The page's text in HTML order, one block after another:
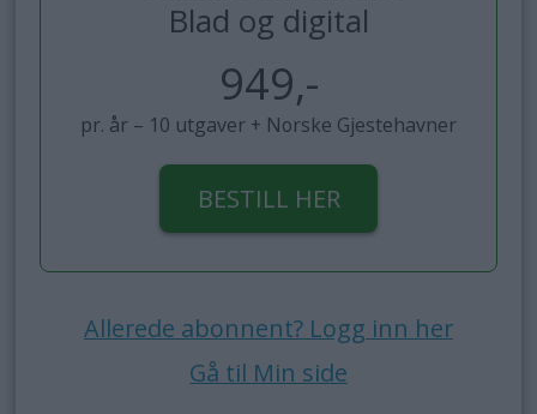
Blad og digital
949,-
pr. år – 10 utgaver + Norske Gjestehavner
BESTILL HER
Allerede abonnent? Logg inn her
Gå til Min side